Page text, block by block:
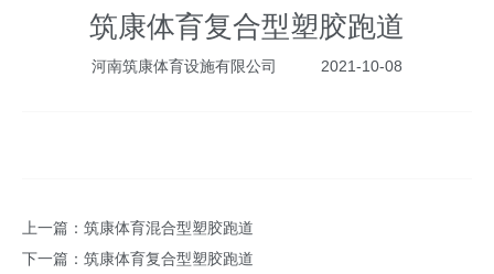
筑康体育复合型塑胶跑道
河南筑康体育设施有限公司 2021-10-08
上一篇： 筑康体育混合型塑胶跑道
下一篇： 筑康体育复合型塑胶跑道